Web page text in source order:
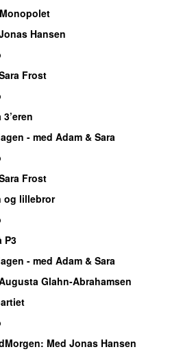
Hansen
Frost
- med Adam & Sara
Frost
og lillebror
P3
- med Adam & Sara
Glahn-Abrahamsen
: Med Jonas Hansen